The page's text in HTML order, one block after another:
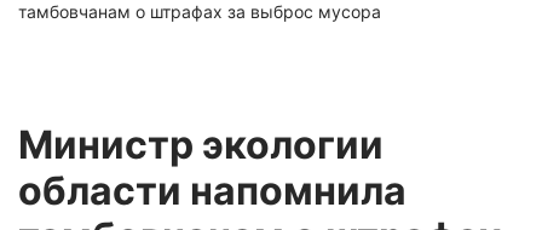
тамбовчанам о штрафах за выброс мусора
Министр экологии
области напомнила